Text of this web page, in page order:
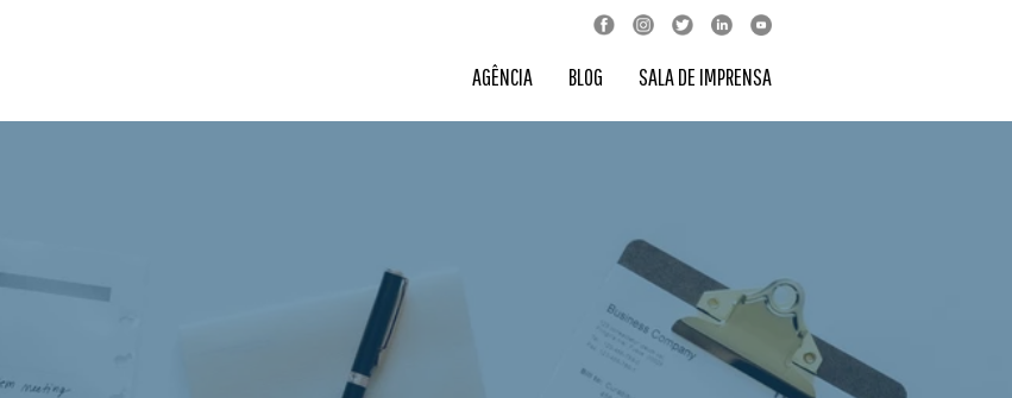
AGÊNCIA BLOG SALA DE IMPRENSA